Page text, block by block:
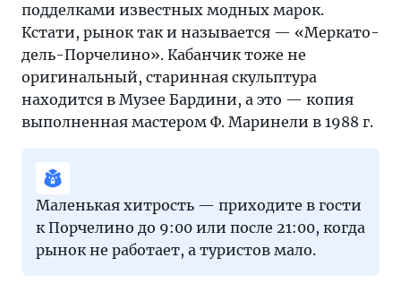
подделками известных модных марок.
Кстати, рынок так и называется — «Меркато-
дель-Порчелино». Кабанчик тоже не
оригинальный, старинная скульптура
находится в Музее Бардини, а это — копия
выполненная мастером Ф. Маринели в 1988 г.
Маленькая хитрость — приходите в гости
к Порчелино до 9:00 или после 21:00, когда
рынок не работает, а туристов мало.